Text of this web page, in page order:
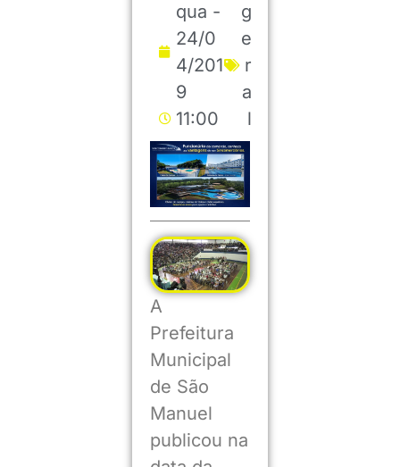
qua -
24/0
4/201
9
11:00
g
e
r
a
l
A
Prefeitura
Municipal
de São
Manuel
publicou na